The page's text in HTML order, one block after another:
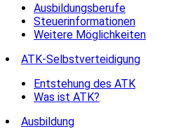
Ausbildungsberufe
Steuerinformationen
Weitere Möglichkeiten
ATK-Selbstverteidigung
Entstehung des ATK
Was ist ATK?
Ausbildung